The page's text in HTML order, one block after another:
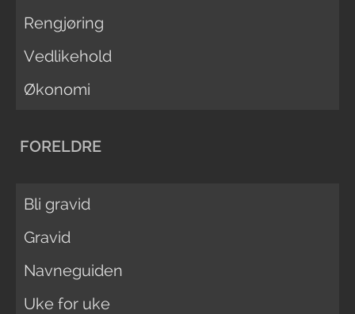
Rengjøring
Vedlikehold
Økonomi
FORELDRE
Bli gravid
Gravid
Navneguiden
Uke for uke